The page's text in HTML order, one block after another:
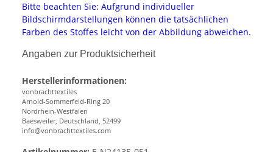
Bitte beachten Sie: Aufgrund individueller
Bildschirmdarstellungen können die tatsächlichen
Farben des Stoffes leicht von der Abbildung abweichen.
Angaben zur Produktsicherheit
Herstellerinformationen:
vonbrachttextiles
Arnold-Sommerfeld-Ring 20
Nordrhein-Westfalen
Baesweiler, Deutschland, 52499
info@vonbrachttextiles.com